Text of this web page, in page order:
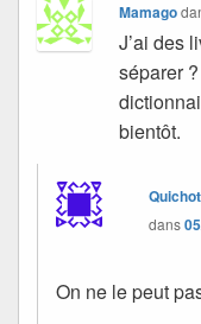
Mamago
J’ai des
séparer
bientôt.
dans
On ne le peut